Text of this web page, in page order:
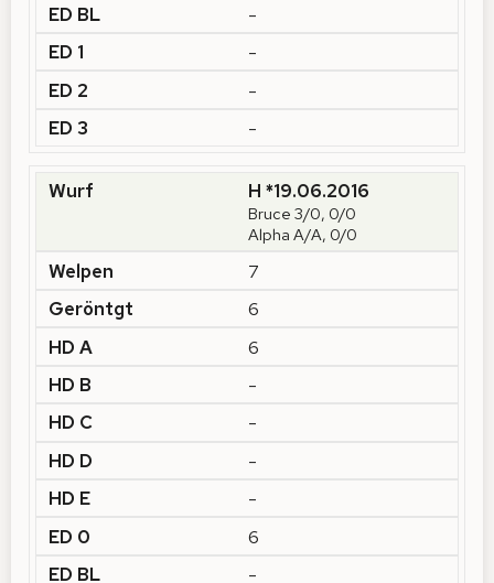
-
-
-
-
H *19.06.2016
Bruce 3/0, 0/0
Alpha A/A, 0/0
7
6
6
-
-
-
-
6
-